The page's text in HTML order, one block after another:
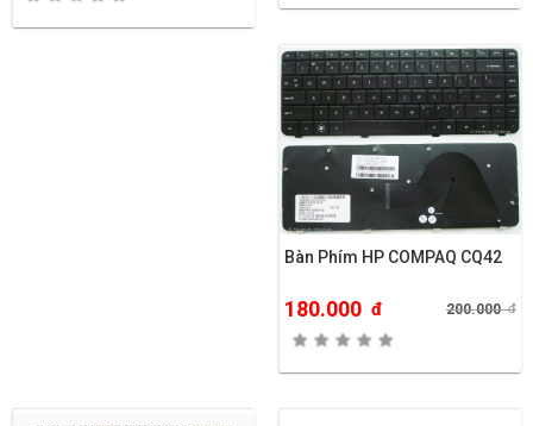
Bàn Phím HP COMPAQ CQ42
180.000 đ 200.000đ